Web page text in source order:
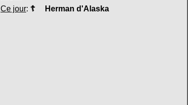
Ce jour: ☦ Herman d'Alaska